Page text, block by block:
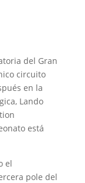
del Gran
circuito
en la
Lando
está
el
pole del